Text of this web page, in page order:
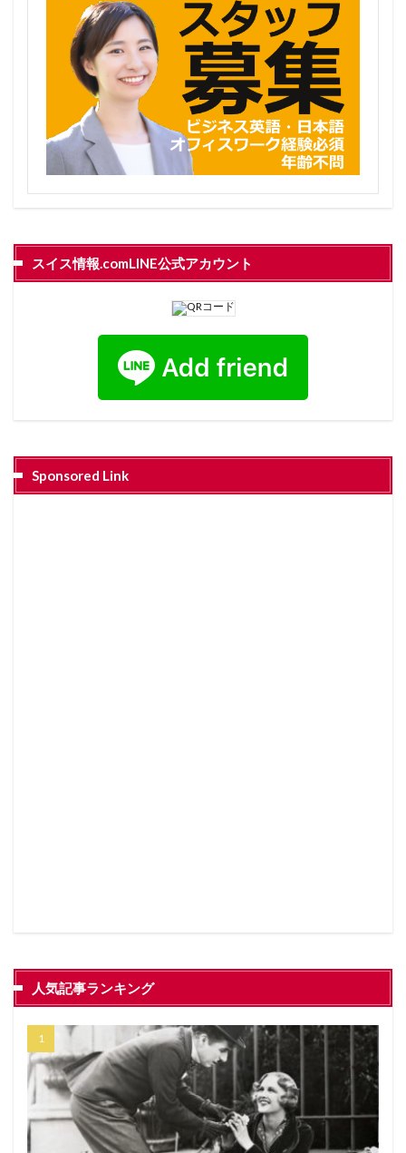
スイス情報.comLINE公式アカウント
Sponsored Link
人気記事ランキング